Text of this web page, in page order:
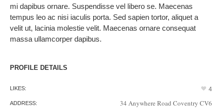
mi dapibus ornare. Suspendisse vel libero se. Maecenas
tempus leo ac nisi iaculis porta. Sed sapien tortor, aliquet a
velit ut, lacinia molestie velit. Maecenas ornare consequat
massa ullamcorper dapibus.
PROFILE DETAILS
LIKES: 4
ADDRESS: 34 Anywhere Road Coventry CV6